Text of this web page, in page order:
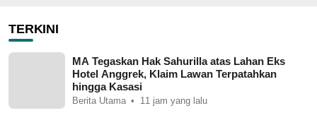
TERKINI
MA Tegaskan Hak Sahurilla atas Lahan Eks
Hotel Anggrek, Klaim Lawan Terpatahkan
hingga Kasasi
Berita Utama 11 jam yang lalu